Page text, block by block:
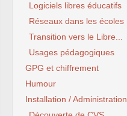
Logiciels libres éducatifs
Réseaux dans les écoles
Transition vers le Libre...
Usages pédagogiques
GPG et chiffrement
Humour
Installation /